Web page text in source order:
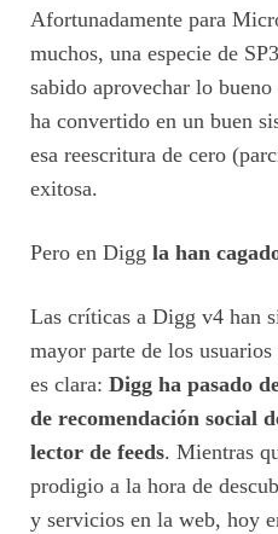
Afortunadamente para
muchos, una especie de
sabido aprovechar lo
ha convertido en un buen
esa reescritura de cero
exitosa.
Pero en Digg la han
Las críticas a Digg v4 han
mayor parte de los
es clara: Digg ha pasado
de recomendación social
lector de feeds. Mientras
prodigio a la hora de
y servicios en la web, hoy